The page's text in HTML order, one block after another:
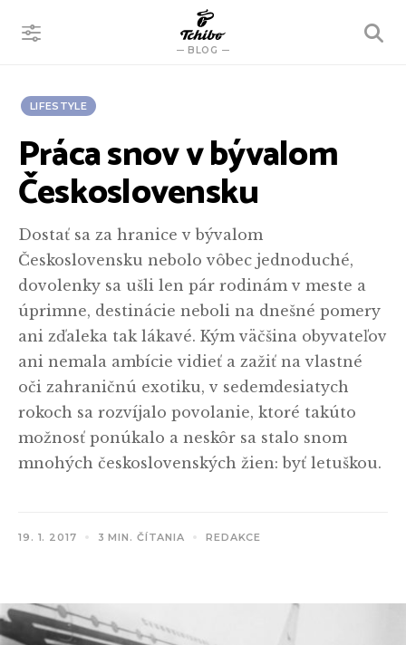
BLOG
VYHĽADÁVANIE
LIFESTYLE
Práca snov v bývalom
Československu
Dostať sa za hranice v bývalom
Československu nebolo vôbec jednoduché,
dovolenky sa ušli len pár rodinám v meste a
úprimne, destinácie neboli na dnešné pomery
ani zďaleka tak lákavé. Kým väčšina obyvateľov
ani nemala ambície vidieť a zažiť na vlastné
oči zahraničnú exotiku, v sedemdesiatych
rokoch sa rozvíjalo povolanie, ktoré takúto
možnosť ponúkalo a neskôr sa stalo snom
mnohých československých žien: byť letuškou.
19. 1. 2017 3 MIN. ČÍTANIA REDAKCE